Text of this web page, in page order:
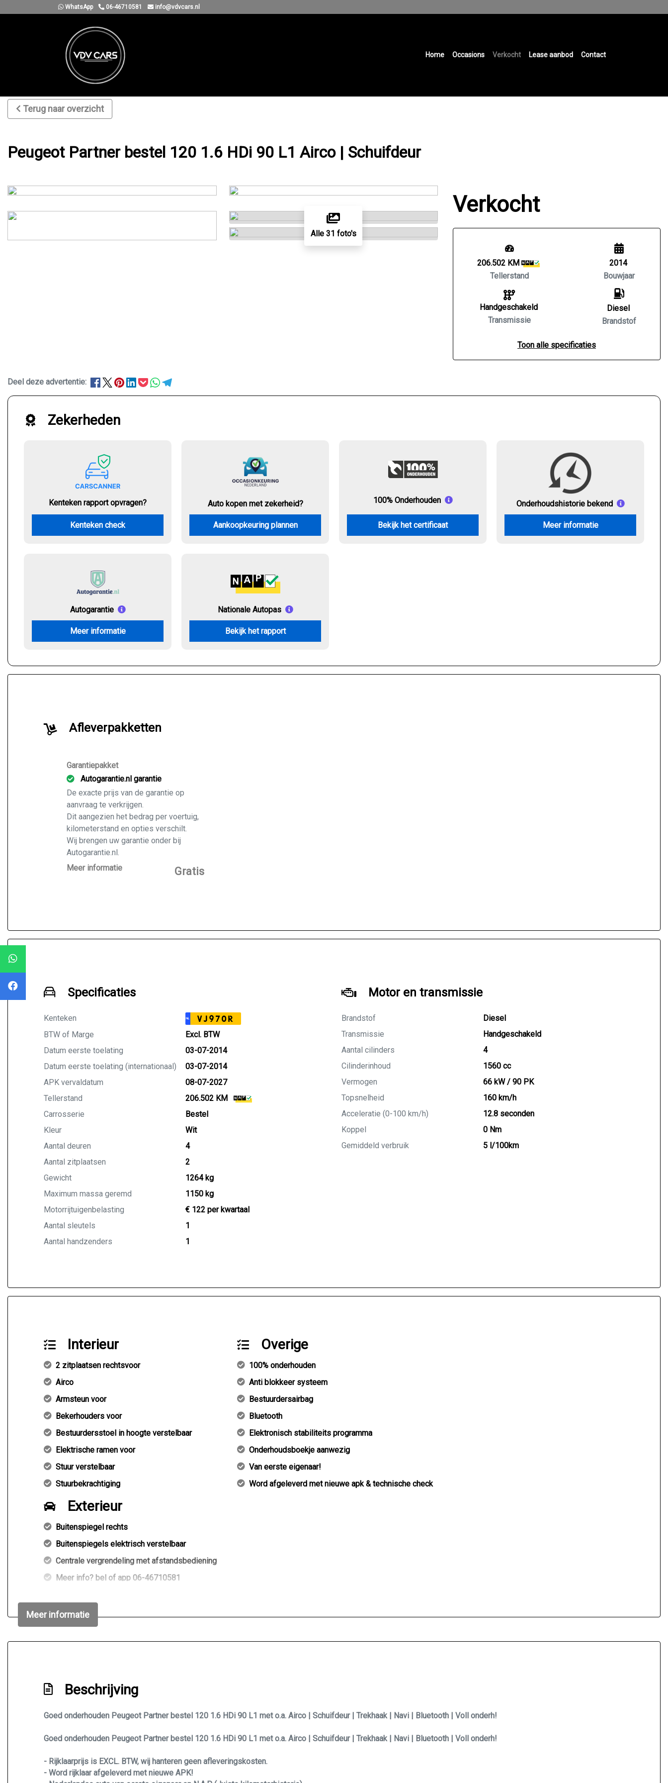
WhatsApp 06-46710581 info@vdvcars.nl
Home Occasions Verkocht Lease aanbod Contact
Terug naar overzicht
Peugeot Partner bestel 120 1.6 HDi 90 L1 Airco | Schuifdeur
Alle 31 foto's
Verkocht
206.502 KM
Tellerstand
Handgeschakeld
Transmissie
2014
Bouwjaar
Diesel
Brandstof
Toon alle specificaties
Deel deze advertentie:
Zekerheden
Kenteken rapport opvragen?
Kenteken check
Auto kopen met zekerheid?
Aankoopkeuring plannen
100% Onderhouden
Bekijk het certificaat
Onderhoudshistorie bekend
Meer informatie
Autogarantie
Meer informatie
Nationale Autopas
Bekijk het rapport
Afleverpakketten
Garantiepakket
Autogarantie.nl garantie
De exacte prijs van de garantie op
aanvraag te verkrijgen.
Dit aangezien het bedrag per voertuig,
kilometerstand en opties verschilt.
Wij brengen uw garantie onder bij
Autogarantie.nl.
Vraag ons naar de mogelijkheden voor
Meer informatie Gratis
Specificaties
Kenteken NL VJ970R
BTW of Marge
Excl. BTW
Datum eerste toelating
03-07-2014
Datum eerste toelating (internationaal)
03-07-2014
APK vervaldatum
08-07-2027
Tellerstand
206.502 KM
Carrosserie
Bestel
Kleur
Wit
Aantal deuren
4
Aantal zitplaatsen
2
Gewicht
1264 kg
Maximum massa geremd
1150 kg
Motorrijtuigenbelasting
€ 122 per kwartaal
Aantal sleutels
1
Aantal handzenders
1
Motor en transmissie
Brandstof
Diesel
Transmissie
Handgeschakeld
Aantal cilinders
4
Cilinderinhoud
1560 cc
Vermogen
66 kW / 90 PK
Topsnelheid
160 km/h
Acceleratie (0-100 km/h)
12.8 seconden
Koppel
0 Nm
Gemiddeld verbruik
5 l/100km
Interieur
2 zitplaatsen rechtsvoor
Airco
Armsteun voor
Bekerhouders voor
Bestuurdersstoel in hoogte verstelbaar
Elektrische ramen voor
Stuur verstelbaar
Stuurbekrachtiging
Overige
100% onderhouden
Anti blokkeer systeem
Bestuurdersairbag
Bluetooth
Elektronisch stabiliteits programma
Onderhoudsboekje aanwezig
Van eerste eigenaar!
Word afgeleverd met nieuwe apk & technische check
Exterieur
Buitenspiegel rechts
Buitenspiegels elektrisch verstelbaar
Centrale vergrendeling met afstandsbediening
Meer info? bel of app 06-46710581
Volledige onderhoudshistorie + facturen aanwezig!
Zijschuifdeur rechts
Meer informatie
Beschrijving
Goed onderhouden Peugeot Partner bestel 120 1.6 HDi 90 L1 met o.a. Airco | Schuifdeur | Trekhaak | Navi | Bluetooth | Voll onderh!
Goed onderhouden Peugeot Partner bestel 120 1.6 HDi 90 L1 met o.a. Airco | Schuifdeur | Trekhaak | Navi | Bluetooth | Voll onderh!
- Rijklaarprijs is EXCL. BTW, wij hanteren geen afleveringskosten.
- Word rijklaar afgeleverd met nieuwe APK!